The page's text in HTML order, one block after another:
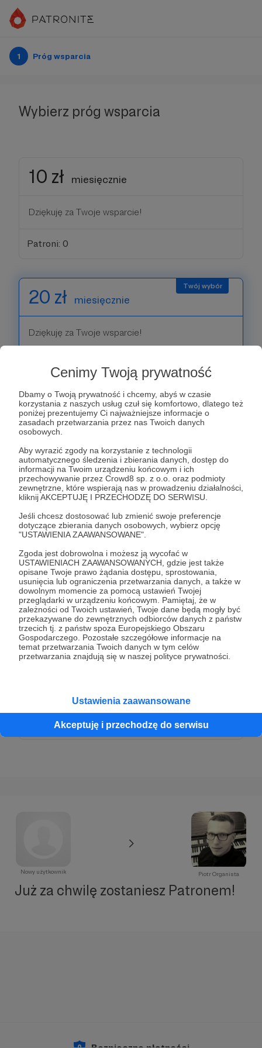
Cenimy Twoją prywatność
Dbamy o Twoją prywatność i chcemy, abyś w czasie
korzystania z naszych usług czuł się komfortowo, dlatego też
poniżej prezentujemy Ci najważniejsze informacje o
zasadach przetwarzania przez nas Twoich danych
osobowych.
Aby wyrazić zgody na korzystanie z technologii
automatycznego śledzenia i zbierania danych, dostęp do
informacji na Twoim urządzeniu końcowym i ich
przechowywanie przez Crowd8 sp. z o.o. oraz podmioty
zewnętrzne, które wspierają nas w prowadzeniu działalności,
kliknij AKCEPTUJĘ I PRZECHODZĘ DO SERWISU.
Jeśli chcesz dostosować lub zmienić swoje preferencje
dotyczące zbierania danych osobowych, wybierz opcję
"USTAWIENIA ZAAWANSOWANE".
Zgoda jest dobrowolna i możesz ją wycofać w
USTAWIENIACH ZAAWANSOWANYCH, gdzie jest także
opisane Twoje prawo żądania dostępu, sprostowania,
usunięcia lub ograniczenia przetwarzania danych, a także w
dowolnym momencie za pomocą ustawień Twojej
przeglądarki w urządzeniu końcowym. Pamiętaj, że w
zależności od Twoich ustawień, Twoje dane będą mogły być
przekazywane do zewnętrznych odbiorców danych z państw
trzecich tj. z państw spoza Europejskiego Obszaru
Gospodarczego. Pozostałe szczegółowe informacje na
temat przetwarzania Twoich danych w tym celów
przetwarzania znajdują się w naszej polityce prywatności.
Ustawienia zaawansowane
Akceptuję i przechodzę do serwisu
1 Próg wsparcia
Wybierz próg wsparcia
10 zł miesięcznie
Dziękuję za Twoje wsparcie!
Patroni: 0
20 zł miesięcznie
Dziękuję za Twoje wsparcie!
30 zł miesięcznie
Dziękuję za Twoje wsparcie!
Patroni: 0
50 zł miesięcznie
Dziękuję za Twoje wsparcie!
Patroni: 0
100 zł miesięcznie
Patroni: 0
Nowy użytkownik Piotr Organista
Już za chwilę zostaniesz Patronem!